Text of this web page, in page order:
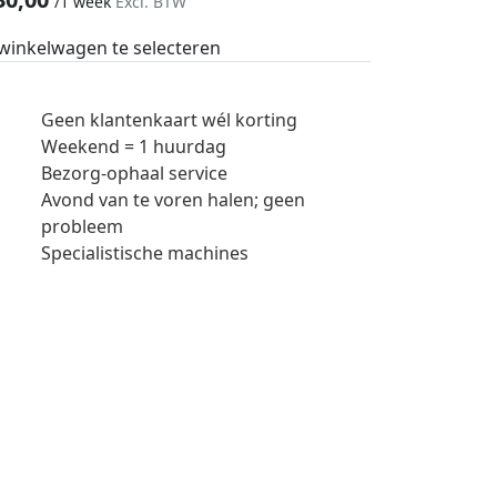
te selecteren
Geen klantenkaart wél korting
Weekend = 1 huurdag
Bezorg-ophaal service
Avond van te voren halen; geen
probleem
Specialistische machines